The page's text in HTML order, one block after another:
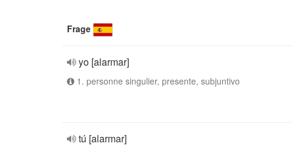
Frage
yo [alarmar]
1. personne singulier, presente, subjuntivo
tú [alarmar]